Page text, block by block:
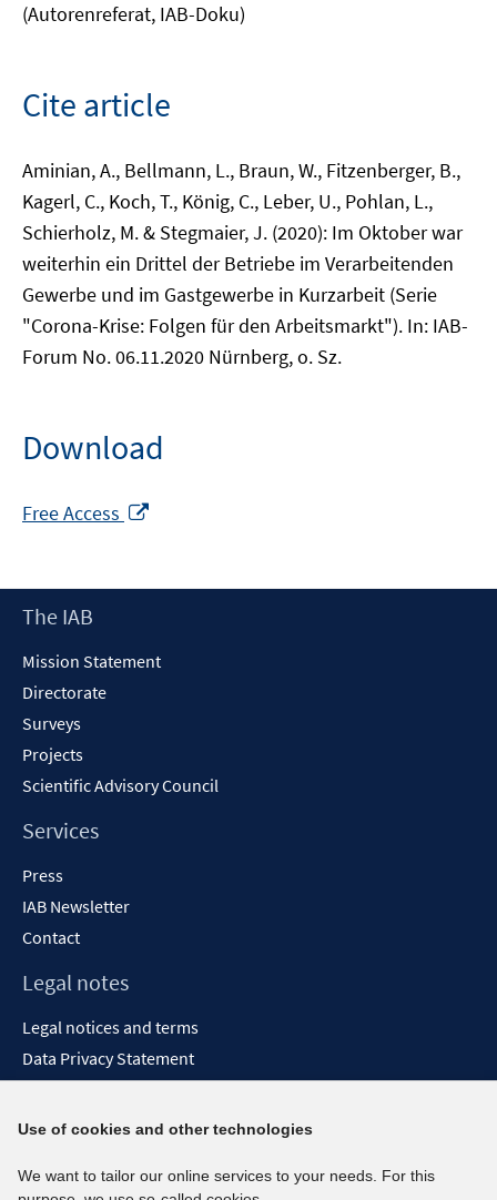
(Autorenreferat, IAB-Doku)
Cite article
Aminian, A., Bellmann, L., Braun, W., Fitzenberger, B.,
Kagerl, C., Koch, T., König, C., Leber, U., Pohlan, L.,
Schierholz, M. & Stegmaier, J. (2020): Im Oktober war
weiterhin ein Drittel der Betriebe im Verarbeitenden
Gewerbe und im Gastgewerbe in Kurzarbeit (Serie
"Corona-Krise: Folgen für den Arbeitsmarkt"). In: IAB-
Forum No. 06.11.2020 Nürnberg, o. Sz.
Download
Free Access
new
Footer
The IAB
Mission Statement
Directorate
Surveys
Projects
Scientific Advisory Council
Services
Press
IAB Newsletter
Contact
Legal notes
Legal notices and terms
Data Privacy Statement
Report Accessibility
Social media channels
Use of cookies and other technologies
We want to tailor our online services to your needs. For this